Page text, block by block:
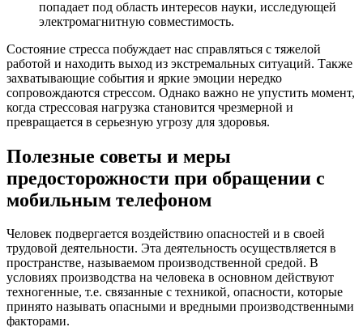
попадает под область интересов науки, исследующей
электромагнитную совместимость.
Состояние стресса побуждает нас справляться с тяжелой
работой и находить выход из экстремальных ситуаций. Также
захватывающие события и яркие эмоции нередко
сопровождаются стрессом. Однако важно не упустить момент,
когда стрессовая нагрузка становится чрезмерной и
превращается в серьезную угрозу для здоровья.
Полезные советы и меры
предосторожности при обращении с
мобильным телефоном
Человек подвергается воздействию опасностей и в своей
трудовой деятельности. Эта деятельность осуществляется в
пространстве, называемом производственной средой. В
условиях производства на человека в основном действуют
техногенные, т.е. связанные с техникой, опасности, которые
принято называть опасными и вредными производственными
факторами.